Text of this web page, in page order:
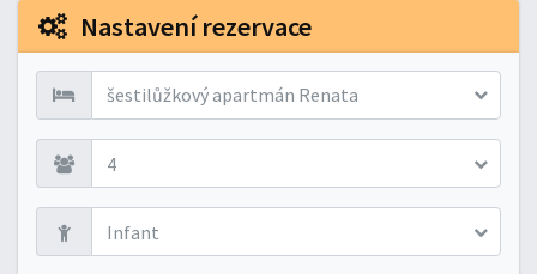
Nastavení rezervace
šestilůžkový apartmán Renata
4
Infant